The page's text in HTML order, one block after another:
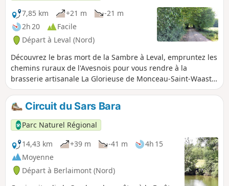
7,85 km
+21 m
-21 m
2h 20
Facile
Départ à Leval (Nord)
Découvrez le bras mort de la Sambre à Leval, empruntez les
chemins ruraux de l'Avesnois pour vous rendre à la
brasserie artisanale La Glorieuse de Monceau-Saint-Waast.
Vous emprunterez les chemins ruraux et pourrez observer
le bocage de l'Avesnois.
Circuit du Sars Bara
Parc Naturel Régional
14,43 km
+39 m -41 m
4h 15
Moyenne
Départ à Berlaimont (Nord)